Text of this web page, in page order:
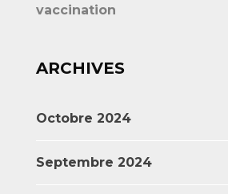
vaccination
ARCHIVES
Octobre 2024
Septembre 2024